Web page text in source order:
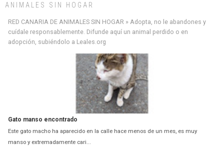
ANIMALES SIN HOGAR
RED CANARIA DE ANIMALES SIN HOGAR » Adopta, no le abandones y
cuídale responsablemente. Difunde aquí un animal perdido o en
adopción, subiéndolo a Leales.org
Gato manso encontrado
Este gato macho ha aparecido en la calle hace menos de un mes, es muy
manso y extremadamente cari...